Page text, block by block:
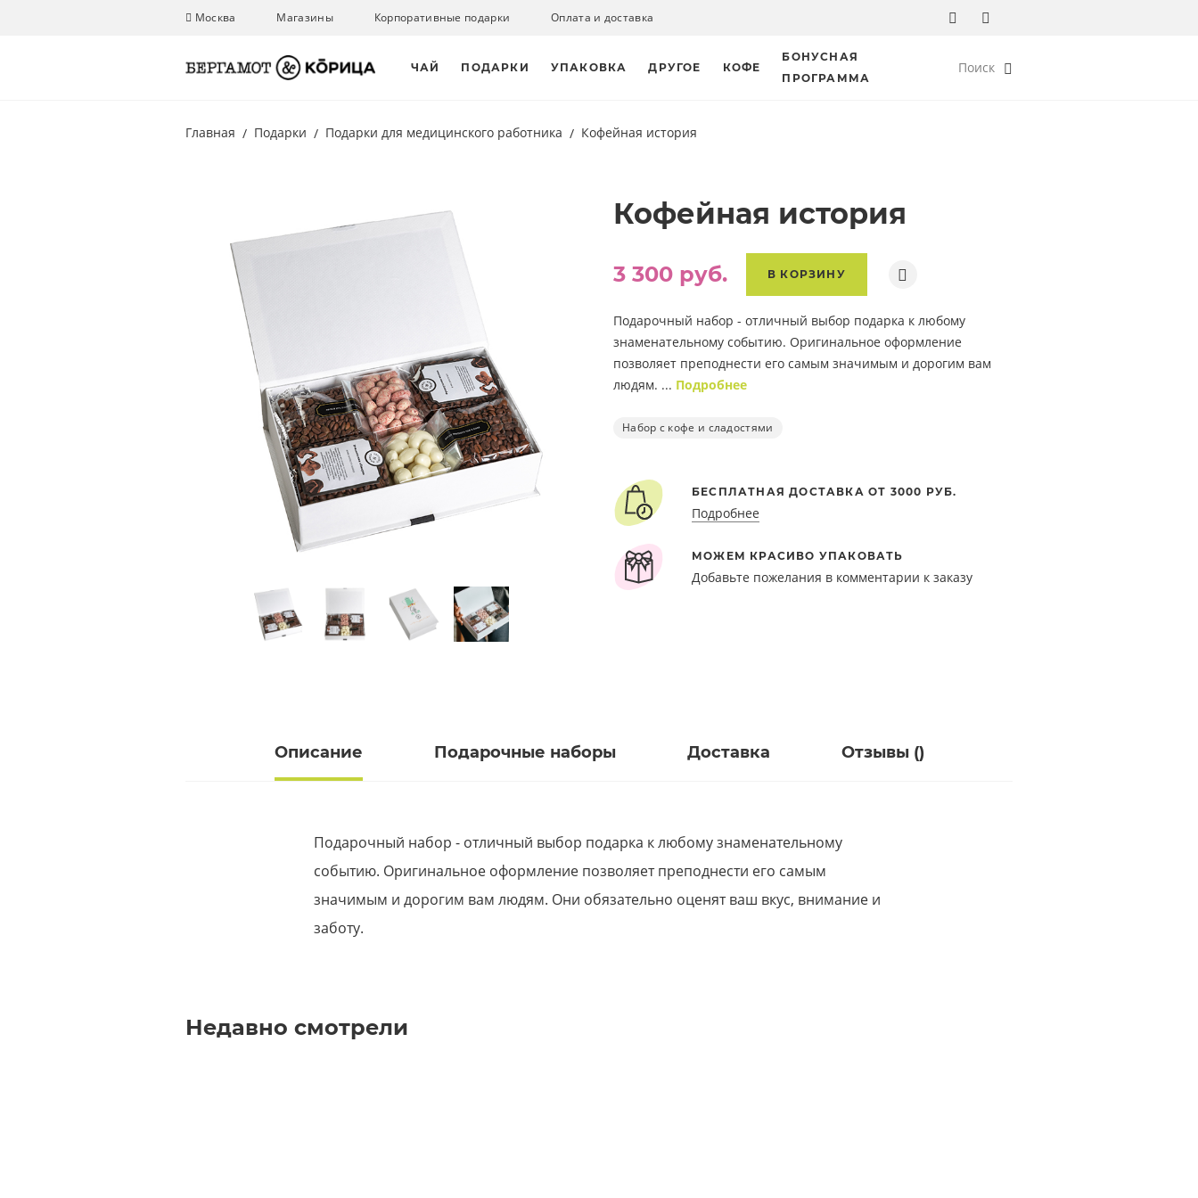
Москва Магазины Корпоративные подарки Оплата и доставка
ЧАЙ ПОДАРКИ УПАКОВКА ДРУГОЕ КОФЕ
БОНУСНАЯ
ПРОГРАММА
Поиск
Главная Подарки Подарки для медицинского работника Кофейная история
Кофейная история
3 300 руб. В КОРЗИНУ
Подарочный набор - отличный выбор подарка к любому
знаменательному событию. Оригинальное оформление
позволяет преподнести его самым значимым и дорогим вам
людям. ... Подробнее
Набор с кофе и сладостями
БЕСПЛАТНАЯ ДОСТАВКА ОТ 3000 РУБ.
Подробнее
МОЖЕМ КРАСИВО УПАКОВАТЬ
Добавьте пожелания в комментарии к заказу
Описание Подарочные наборы Доставка Отзывы ()
Подарочный набор - отличный выбор подарка к любому знаменательному
событию. Оригинальное оформление позволяет преподнести его самым
значимым и дорогим вам людям. Они обязательно оценят ваш вкус, внимание и
заботу.
Недавно смотрели